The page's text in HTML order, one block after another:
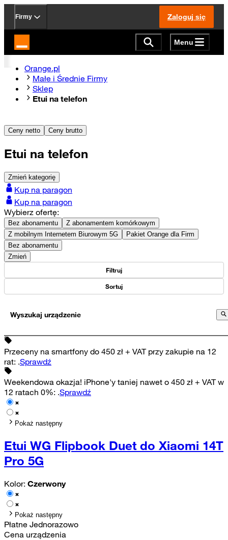
Firmy Zaloguj się
Strona główna Orange.pl Menu
Orange.pl
Małe i Średnie Firmy
Sklep
Etui na telefon
Ceny netto Ceny brutto
Etui na telefon
Zmień kategorię
Kup na paragon
Kup na paragon
Wybierz ofertę:
Bez abonamentu
Z abonamentem komórkowym
Z mobilnym Internetem Biurowym 5G
Pakiet Orange dla Firm
Bez abonamentu
Zmień
Filtruj
Sortuj
Wyszukaj urządzenie
Przeceny na smartfony do 450 zł + VAT przy zakupie na 12
rat: .Sprawdź
Weekendowa okazja! iPhone'y taniej nawet o 450 zł + VAT w
12 ratach 0%: .Sprawdź
Pokaż następny
Etui WG Flipbook Duet do Xiaomi 14T
Pro 5G
Kolor: Czerwony
Pokaż następny
Płatne Jednorazowo
Cena urządzenia